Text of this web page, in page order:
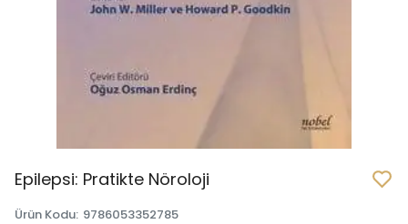
Epilepsi: Pratikte Nöroloji
Ürün Kodu: 9786053352785